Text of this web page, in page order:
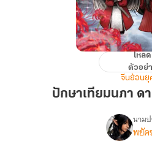
ปักษา
นภา
โหลด
ตัวอย่
จีนย้อนยุ
ปักษาเทียมนภา ด
เรื่อง
นาม
พยัค